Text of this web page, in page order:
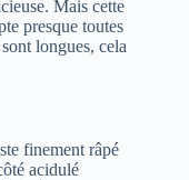
Mais cette
presque toutes
longues, cela
finement râpé
acidulé